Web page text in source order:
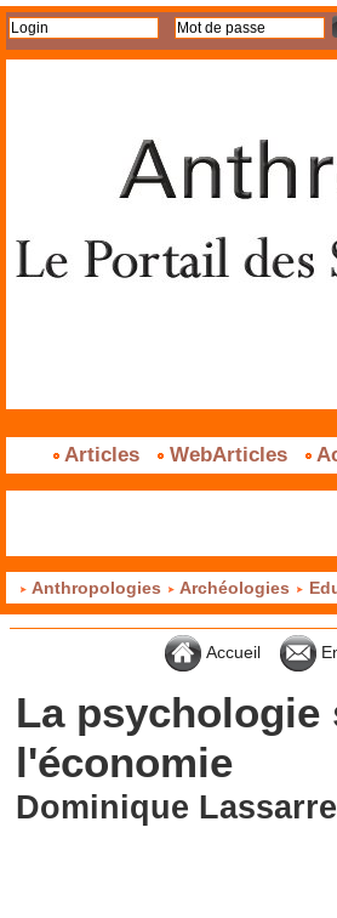
Articles WebArticles
Anthropologies Archéologies
Accueil
La psychologie
l'économie
Dominique